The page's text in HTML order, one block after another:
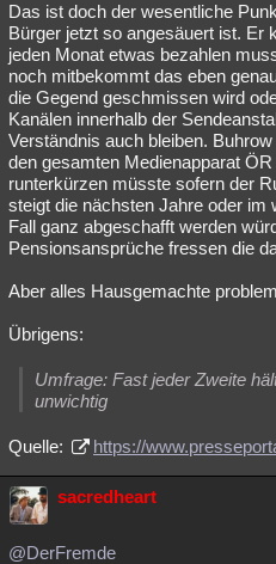
Das ist doch der wesentliche
Bürger jetzt so angesäuert ist. Er
jeden Monat etwas bezahlen
noch mitbekommt das eben
die Gegend geschmissen wird
Kanälen innerhalb der
Verständnis auch bleiben.
den gesamten Medienapparat
runterkürzen müsste sofern der
steigt die nächsten Jahre oder im
Fall ganz abgeschafft werden
Pensionsansprüche fressen die
Aber alles Hausgemachte
Übrigens:
Umfrage: Fast jeder Zweite
unwichtig
Quelle: https://
sacredheart
@DerFremde